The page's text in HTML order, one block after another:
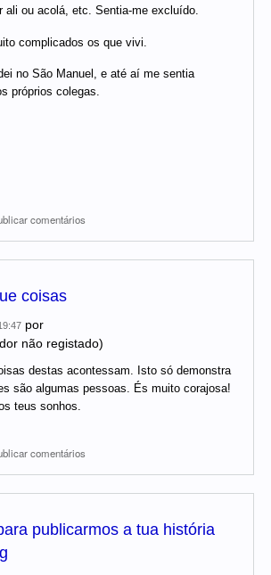
ali ou acolá, etc. Sentia-me excluído.
complicados os que vivi.
no São Manuel, e até aí me sentia
próprios colegas.
comentários
coisas
por
não registado)
destas acontessam. Isto só demonstra
são algumas pessoas. És muito corajosa!
teus sonhos.
comentários
publicarmos a tua história